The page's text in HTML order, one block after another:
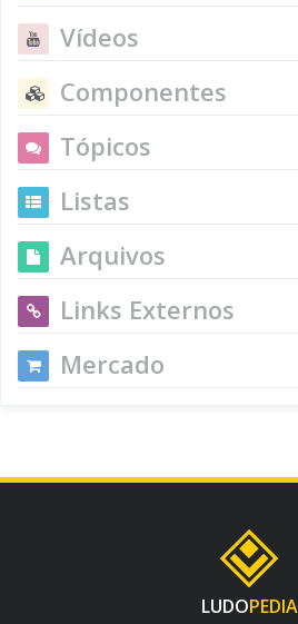
Vídeos
Componentes
Tópicos
Listas
Arquivos
Links Externos
Mercado
LUDOPEDIA